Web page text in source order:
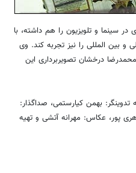
سینما و تلویزیون را هم داشته، با
و بین المللی را نیز تجربه کند. وی
محمدرضا درخشان تصویربرداری این
تدوینگر: بهمن کیارستمی، صداگذار:
پور، عکاس: مهرانه آتشی و تهیه